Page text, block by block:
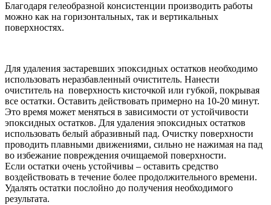
Благодаря гелеобразной консистенции производить работы
можно как на горизонтальных, так и вертикальных
поверхностях.
Для удаления застаревших эпоксидных остатков необходимо
использовать неразбавленный очиститель. Нанести
очиститель на поверхность кисточкой или губкой, покрывая
все остатки. Оставить действовать примерно на 10-20 минут.
Это время может меняться в зависимости от устойчивости
эпоксидных остатков. Для удаления эпоксидных остатков
использовать белый абразивный пад. Очистку поверхности
проводить плавными движениями, сильно не нажимая на пад
во избежание повреждения очищаемой поверхности.
Если остатки очень устойчивы – оставить средство
воздействовать в течение более продолжительного времени.
Удалять остатки послойно до получения необходимого
результата.